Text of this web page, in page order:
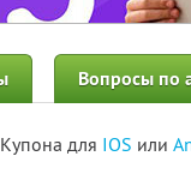
Вопросы по
для IOS или